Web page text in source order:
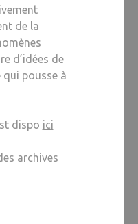
de la
d’idées de
pousse à
dispo ici
archives